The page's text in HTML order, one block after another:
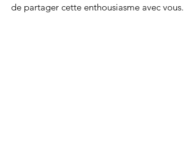
de partager cette enthousiasme avec vous.